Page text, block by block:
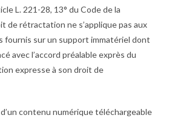
L. 221-28, 13° du Code de la
de rétractation ne s’applique pas aux
fournis sur un support immatériel dont
avec l’accord préalable exprès du
expresse à son droit de
contenu numérique téléchargeable